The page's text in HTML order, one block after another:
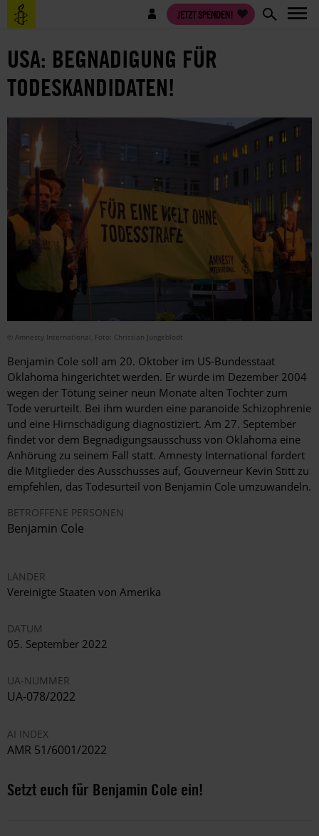
Direkt
zum
Benutzermenü JETZT SPENDEN!
USA: BEGNADIGUNG FÜR
TODESKANDIDATEN!
© Amnesty International, Foto: Christian Jungeblodt
Benjamin Cole soll am 20. Oktober im US-Bundesstaat
Oklahoma hingerichtet werden. Er wurde im Dezember 2004
wegen der Tötung seiner neun Monate alten Tochter zum
Tode verurteilt. Bei ihm wurden eine paranoide Schizophrenie
und eine Hirnschädigung diagnostiziert. Am 27. September
findet vor dem Begnadigungsausschuss von Oklahoma eine
Anhörung zu seinem Fall statt. Amnesty International fordert
die Mitglieder des Ausschusses auf, Gouverneur Kevin Stitt zu
empfehlen, das Todesurteil von Benjamin Cole umzuwandeln.
BETROFFENE PERSONEN
Benjamin Cole
LÄNDER
Vereinigte Staaten von Amerika
DATUM
05. September 2022
UA-NUMMER
UA-078/2022
AI INDEX
AMR 51/6001/2022
Setzt euch für Benjamin Cole ein!